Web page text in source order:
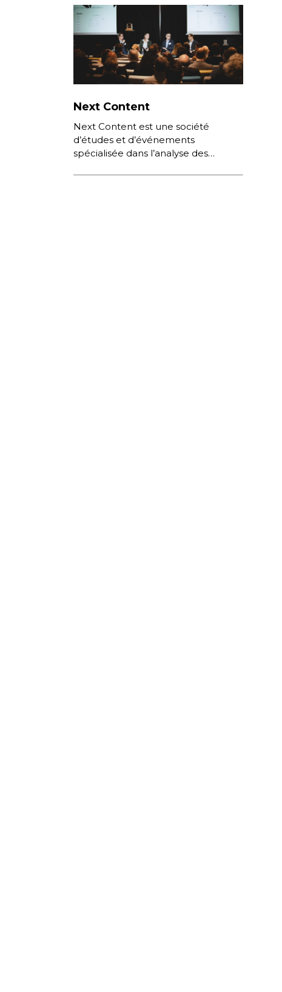
Next Content
Next Content est une société
d’études et d’événements
spécialisée dans l’analyse des